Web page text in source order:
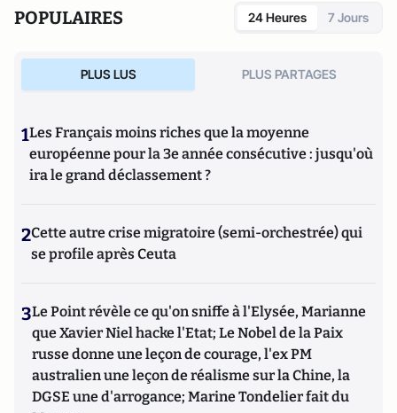
POPULAIRES 24 Heures 7 Jours
PLUS LUS PLUS PARTAGES
1Les Français moins riches que la moyenne
européenne pour la 3e année consécutive : jusqu'où
ira le grand déclassement ?
2Cette autre crise migratoire (semi-orchestrée) qui
se profile après Ceuta
3Le Point révèle ce qu'on sniffe à l'Elysée, Marianne
que Xavier Niel hacke l'Etat; Le Nobel de la Paix
russe donne une leçon de courage, l'ex PM
australien une leçon de réalisme sur la Chine, la
DGSE une d'arrogance; Marine Tondelier fait du